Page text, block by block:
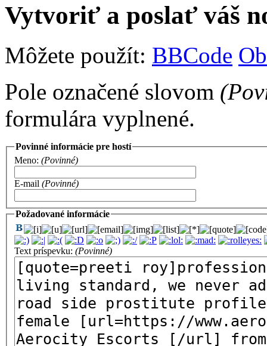
Vytvoriť a poslať váš
Môžete použít: BBCode
Pole označené slovom
formulára vyplnené.
Povinné informácie pre hostí
Meno: (Povinné)
E-mail (Povinné)
Požadované informácie
Text príspevku: (Povinné)